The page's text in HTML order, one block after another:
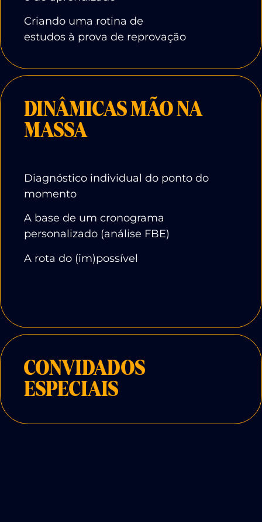
Criando uma rotina de
estudos à prova de reprovação
DINÂMICAS MÃO NA
MASSA
Diagnóstico individual do ponto do
momento
A base de um cronograma
personalizado (análise FBE)
A rota do (im)possível
CONVIDADOS
ESPECIAIS